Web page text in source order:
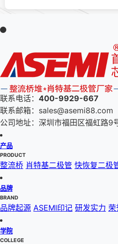
联系电话： 400-9929-667
联系邮箱：sales@asemi88.com
公司地址：深圳市福田区福虹路9
产品
PRODUCT
整流桥 肖特基二极管 快恢复二极
品牌
BRAND
品牌起源 ASEMI印记 研发实力
学院
COLLEGE